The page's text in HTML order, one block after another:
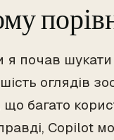
я почав
оглядів
що багато
Copilot